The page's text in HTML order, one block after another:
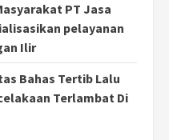
PT Jasa
pelayanan
Ilir
Bahas Tertib Lalu
Terlambat Di